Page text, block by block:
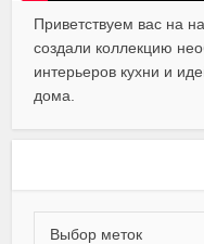
Приветствуем вас на
создали коллекцию
интерьеров кухни и
дома.